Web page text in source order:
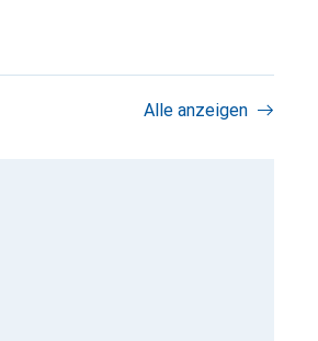
Alle anzeigen